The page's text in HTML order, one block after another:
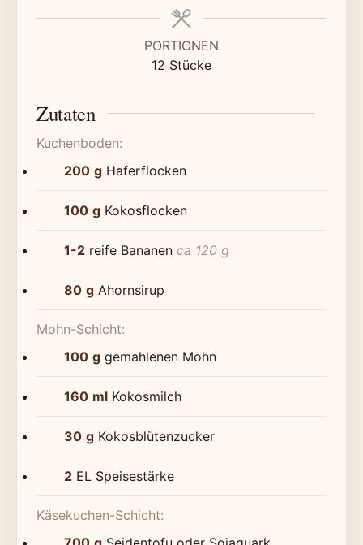
PORTIONEN
12 Stücke
Zutaten
Kuchenboden:
200 g Haferflocken
100 g Kokosflocken
1-2 reife Bananen ca 120 g
80 g Ahornsirup
Mohn-Schicht:
100 g gemahlenen Mohn
160 ml Kokosmilch
30 g Kokosblütenzucker
2 EL Speisestärke
Käsekuchen-Schicht: